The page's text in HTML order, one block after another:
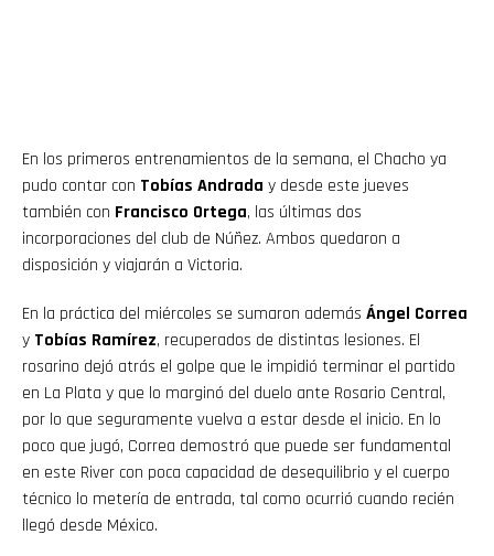
En los primeros entrenamientos de la semana, el Chacho ya
pudo contar con Tobías Andrada y desde este jueves
también con Francisco Ortega, las últimas dos
incorporaciones del club de Núñez. Ambos quedaron a
disposición y viajarán a Victoria.
En la práctica del miércoles se sumaron además Ángel Correa
y Tobías Ramírez, recuperados de distintas lesiones. El
rosarino dejó atrás el golpe que le impidió terminar el partido
en La Plata y que lo marginó del duelo ante Rosario Central,
por lo que seguramente vuelva a estar desde el inicio. En lo
poco que jugó, Correa demostró que puede ser fundamental
en este River con poca capacidad de desequilibrio y el cuerpo
técnico lo metería de entrada, tal como ocurrió cuando recién
llegó desde México.